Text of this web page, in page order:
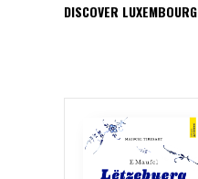
DISCOVER LUXEMBOURG